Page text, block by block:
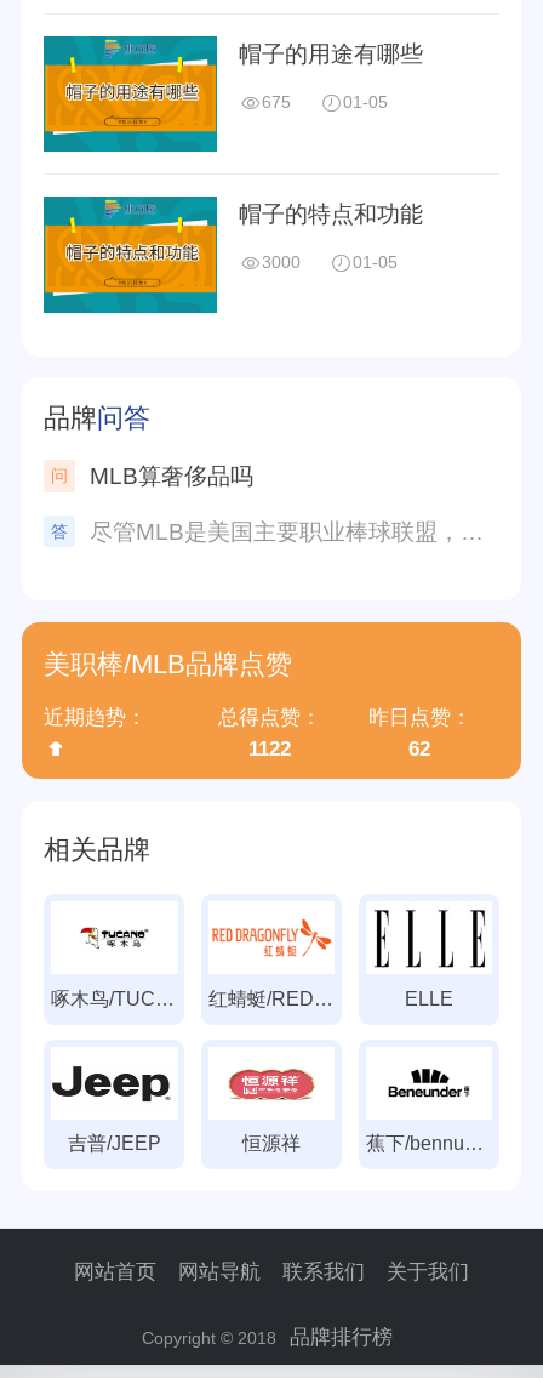
帽子的用途有哪些
675 01-05
帽子的特点和功能
3000 01-05
品牌问答
MLB算奢侈品吗
尽管MLB是美国主要职业棒球联盟，但并不算奢侈品。MLB作为一项体育娱乐活动，是广大群众可以观看和参与的。奢侈品通常指的是价格昂贵、品质高端、消费群体相对较少的产品，而MLB的门票和相关商品并不算高档奢侈品。当然，对于棒球迷而言，他们可能会投入大量的时间和金钱来追随他们喜爱的球队和球员，但这并不是将MLB本身定义为奢侈品的依据。
美职棒/MLB品牌点赞
近期趋势：
总得点赞：
1122
昨日点赞：
62
相关品牌
啄木鸟/TUCANO 红蜻蜓/REDDRAGONFLY ELLE
吉普/JEEP 恒源祥 蕉下/bennunder
网站首页 网站导航 联系我们 关于我们
Copyright © 2018 品牌排行榜